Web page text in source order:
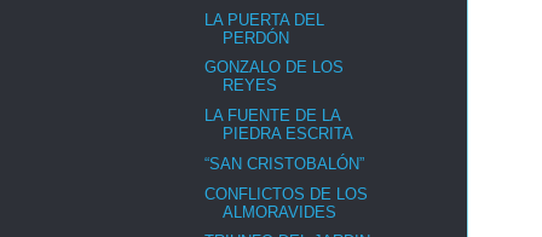
LA PUERTA DEL
PERDÓN
GONZALO DE LOS
REYES
LA FUENTE DE LA
PIEDRA ESCRITA
“SAN CRISTOBALÓN”
CONFLICTOS DE LOS
ALMORAVIDES